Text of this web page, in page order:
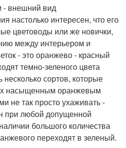
внешний вид
настолько интересен, что его
цветоводы или же новички,
между интерьером и
- это оранжево - красный
темно-зеленого цвета
несколько сортов, которые
насыщенным оранжевым
не так просто ухаживать -
при любой допущенной
большого количества
переходят в зеленый.